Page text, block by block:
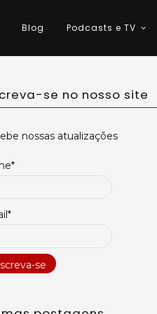
Blog Podcasts e TV
se no nosso site
nossas atualizações